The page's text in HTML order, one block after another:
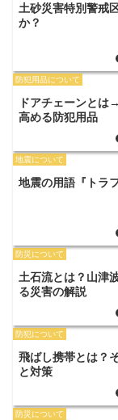
土砂災害特別警戒
か？
防犯用品について
ドアチェーンとは
高める防犯用品
地震について
地震の用語『トラ
防災について
土石流とは？山津
る災害の解説
防犯について
飛ばし携帯とは？
と対策
防災について